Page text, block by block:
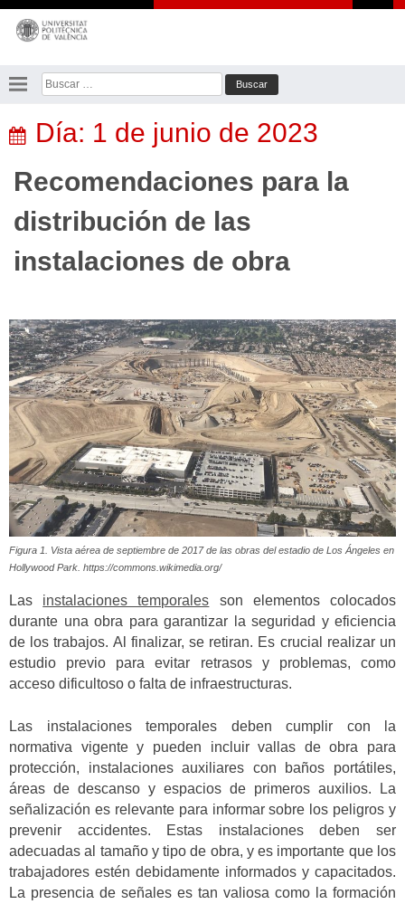
Saltar
contenido
Buscar:
Día: 1 de junio de 2023
Recomendaciones para la
distribución de las
instalaciones de obra
Figura 1. Vista aérea de septiembre de 2017 de las obras del estadio de Los Ángeles en
Hollywood Park. https://commons.wikimedia.org/
Las instalaciones temporales son elementos colocados
durante una obra para garantizar la seguridad y eficiencia
de los trabajos. Al finalizar, se retiran. Es crucial realizar un
estudio previo para evitar retrasos y problemas, como
acceso dificultoso o falta de infraestructuras.
Las instalaciones temporales deben cumplir con la
normativa vigente y pueden incluir vallas de obra para
protección, instalaciones auxiliares con baños portátiles,
áreas de descanso y espacios de primeros auxilios. La
señalización es relevante para informar sobre los peligros y
prevenir accidentes. Estas instalaciones deben ser
adecuadas al tamaño y tipo de obra, y es importante que los
trabajadores estén debidamente informados y capacitados.
La presencia de señales es tan valiosa como la formación